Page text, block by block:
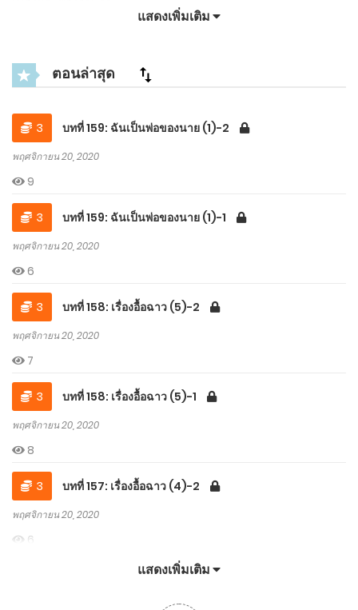
ปรากฏตัวขึ้น
“แม่งเอ้ย! นี่เกือบทำให้ฉันแทบบ้า ไอ้บ้านั่นชิงทุกอย่างจากที่นี่ไปหมด
เลย!”
ของฉันเช่นกัน
แสดงเพิ่มเติม
ตอนล่าสุด
3 บทที่ 159: ฉันเป็นพ่อของนาย (1)-2
พฤศจิกายน 20, 2020
9
3 บทที่ 159: ฉันเป็นพ่อของนาย (1)-1
พฤศจิกายน 20, 2020
6
3 บทที่ 158: เรื่องอื้อฉาว (5)-2
พฤศจิกายน 20, 2020
7
3 บทที่ 158: เรื่องอื้อฉาว (5)-1
พฤศจิกายน 20, 2020
8
3 บทที่ 157: เรื่องอื้อฉาว (4)-2
พฤศจิกายน 20, 2020
6
บทที่ 157: เรื่องอื้อฉาว (4)-1
แสดงเพิ่มเติม